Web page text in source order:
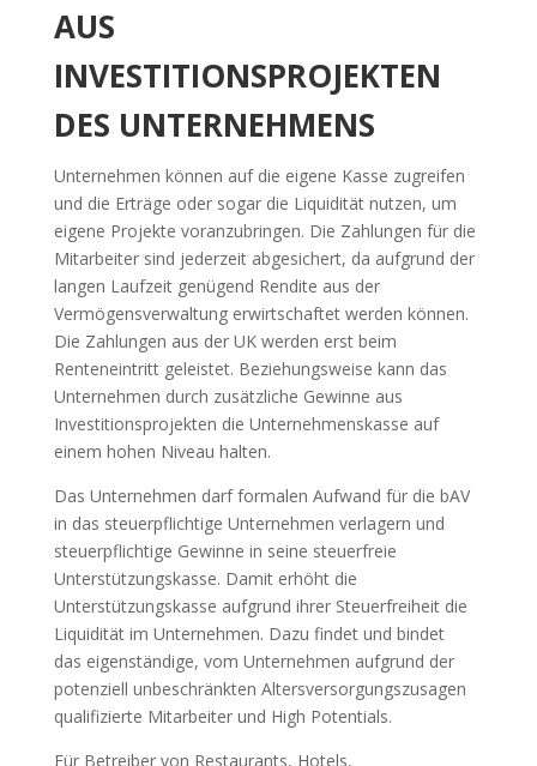
AUS
INVESTITIONSPROJEKTEN
DES UNTERNEHMENS
Unternehmen können auf die eigene Kasse zugreifen
und die Erträge oder sogar die Liquidität nutzen, um
eigene Projekte voranzubringen. Die Zahlungen für die
Mitarbeiter sind jederzeit abgesichert, da aufgrund der
langen Laufzeit genügend Rendite aus der
Vermögensverwaltung erwirtschaftet werden können.
Die Zahlungen aus der UK werden erst beim
Renteneintritt geleistet. Beziehungsweise kann das
Unternehmen durch zusätzliche Gewinne aus
Investitionsprojekten die Unternehmenskasse auf
einem hohen Niveau halten.
Das Unternehmen darf formalen Aufwand für die bAV
in das steuerpflichtige Unternehmen verlagern und
steuerpflichtige Gewinne in seine steuerfreie
Unterstützungskasse. Damit erhöht die
Unterstützungskasse aufgrund ihrer Steuerfreiheit die
Liquidität im Unternehmen. Dazu findet und bindet
das eigenständige, vom Unternehmen aufgrund der
potenziell unbeschränkten Altersversorgungszusagen
qualifizierte Mitarbeiter und High Potentials.
Für Betreiber von Restaurants, Hotels,